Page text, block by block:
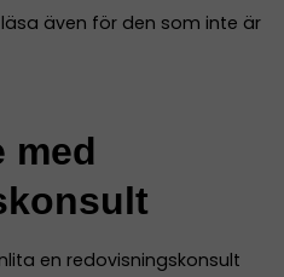
även för den som inte är
med
en redovisningskonsult